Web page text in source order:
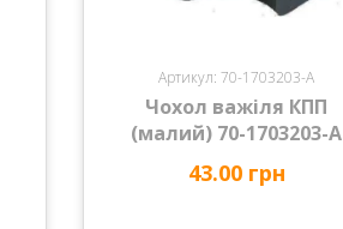
Артикул: 70-1703203-А
Чохол важіля КПП
(малий) 70-1703203-А
43.00 грн